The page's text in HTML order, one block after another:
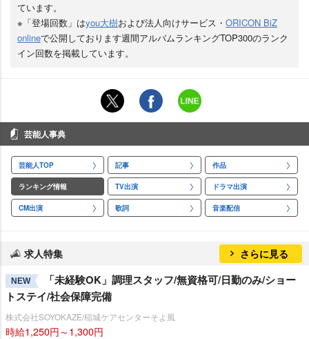
ています。
※「登場回数」はyou大樹および法人向けサービス・ ORICON BiZ
onlineで公開しております週間アルバムランキングTOP300のランク
イン回数を掲載しています。
芸能人事典
芸能人TOP 記事 作品
ランキング情報 TV出演 ドラマ出演
CM出演 歌詞 音楽配信
求人特集 さらに見る
NEW
「未経験OK」調理スタッフ/無資格可/日勤のみ/ショー
トステイ/社会保障完備
株式会社SOYOKAZE/稲城ケアセンターそよ風
時給1,250円～1,300円